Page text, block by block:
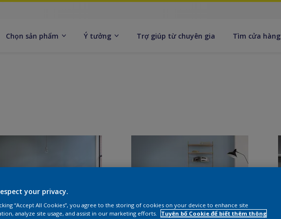
Chọn sản phẩm Ý tưởng Trợ giúp từ chuyên gia Tìm cửa hàng
your privacy.
“Accept All Cookies”, you agree to the storing of cookies on your device to enhance site
analyze site usage, and assist in our marketing efforts.
Tuyên bố Cookie để biết thêm thông